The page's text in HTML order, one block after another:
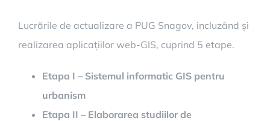
Lucrările de actualizare a PUG Snagov, incluzând și
realizarea aplicațiilor web-GIS, cuprind 5 etape.
Etapa I – Sistemul informatic GIS pentru
urbanism
Etapa II – Elaborarea studiilor de